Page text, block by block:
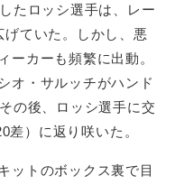
たロッシ選手は、レー
ていた。しかし、悪
ーカーも頻繁に出動。
オ・サルッチがハンド
の後、ロッシ選手に交
差）に返り咲いた。
ットのボックス裏で目